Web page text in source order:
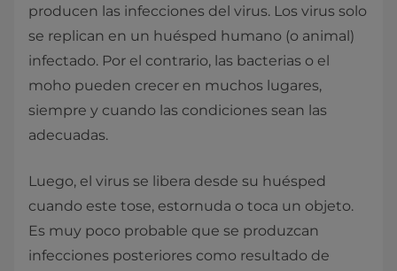
producen las infecciones del virus. Los virus solo
se replican en un huésped humano (o animal)
infectado. Por el contrario, las bacterias o el
moho pueden crecer en muchos lugares,
siempre y cuando las condiciones sean las
adecuadas.
Luego, el virus se libera desde su huésped
cuando este tose, estornuda o toca un objeto.
Es muy poco probable que se produzcan
infecciones posteriores como resultado de